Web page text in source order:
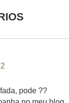
pode ??